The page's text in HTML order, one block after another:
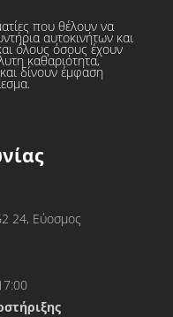
που θέλουν να
αυτοκινήτων και
όλους όσους έχουν
καθαριότητα,
δίνουν έμφαση
24, Εύοσμος